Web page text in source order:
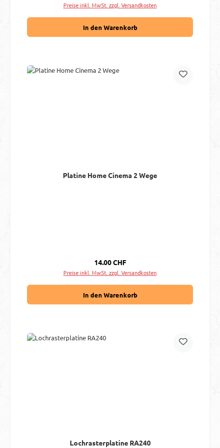
Preise inkl. MwSt. zzgl. Versandkosten
In den Warenkorb
Platine Home Cinema 2 Wege
Regulärer Preis:
14.00 CHF
Preise inkl. MwSt. zzgl. Versandkosten
In den Warenkorb
Lochrasterplatine RA240